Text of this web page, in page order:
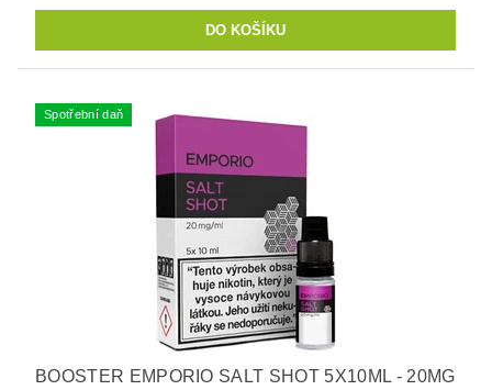
Spotřební daň
BOOSTER EMPORIO SALT SHOT 5X10ML - 20MG